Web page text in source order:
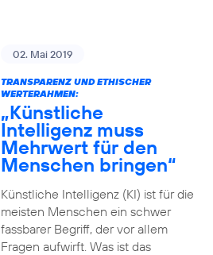
02. Mai 2019
TRANSPARENZ UND ETHISCHER
WERTERAHMEN:
„Künstliche
Intelligenz muss
Mehrwert für den
Menschen bringen“
Künstliche Intelligenz (KI) ist für die
meisten Menschen ein schwer
fassbarer Begriff, der vor allem
Fragen aufwirft. Was ist das